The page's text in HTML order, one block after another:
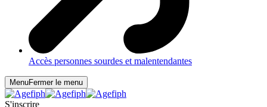
Accès personnes sourdes et malentendantes
MenuFermer le menu
S'inscrire